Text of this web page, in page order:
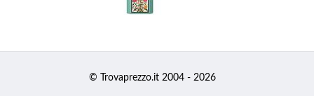
© Trovaprezzo.it 2004 - 2026